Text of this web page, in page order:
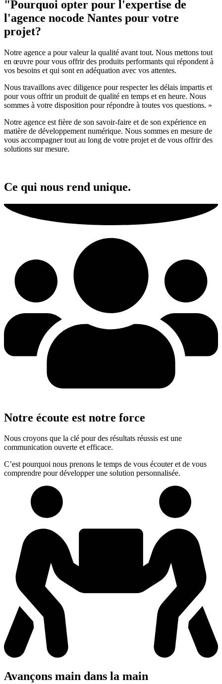
"Pourquoi opter pour l'expertise de
l'agence nocode Nantes pour votre
projet?
Notre agence a pour valeur la qualité avant tout. Nous mettons tout
en œuvre pour vous offrir des produits performants qui répondent à
vos besoins et qui sont en adéquation avec vos attentes.
Nous travaillons avec diligence pour respecter les délais impartis et
pour vous offrir un produit de qualité en temps et en heure. Nous
sommes à votre disposition pour répondre à toutes vos questions. »
Notre agence est fière de son savoir-faire et de son expérience en
matière de développement numérique. Nous sommes en mesure de
vous accompagner tout au long de votre projet et de vous offrir des
solutions sur mesure.
Ce qui nous rend unique.
Notre écoute est notre force
Nous croyons que la clé pour des résultats réussis est une
communication ouverte et efficace.
C’est pourquoi nous prenons le temps de vous écouter et de vous
comprendre pour développer une solution personnalisée.
Avançons main dans la main